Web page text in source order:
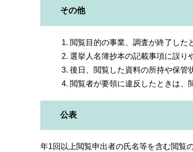
その他
閲覧目的の事業、調査が終了した
選挙人名簿抄本の記載事項に誤り
後日、閲覧した資料の所持や保管
閲覧者が要領に違反したときは、
公表
年1回以上閲覧申出者の氏名等を含む閲覧